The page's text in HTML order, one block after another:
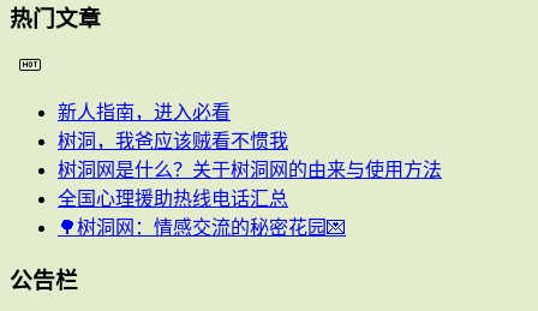
热门文章
新人指南，进入必看
树洞，我爸应该贼看不惯我
树洞网是什么？关于树洞网的由来与使用方法
全国心理援助热线电话汇总
🌳树洞网：情感交流的秘密花园💌
公告栏